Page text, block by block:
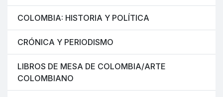
COLOMBIA: HISTORIA Y POLÍTICA
CRÓNICA Y PERIODISMO
LIBROS DE MESA DE COLOMBIA/ARTE
COLOMBIANO